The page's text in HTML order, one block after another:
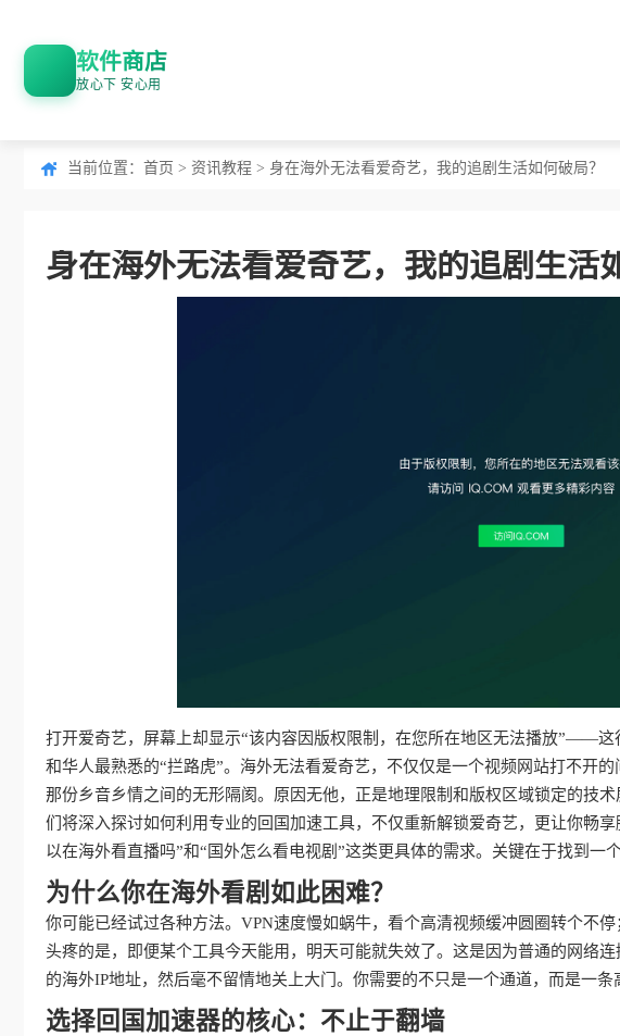
软件商店
放心下 安心用
当前位置： 首页 > 资讯教程 > 身在海外无法看爱奇艺，我的追剧生活如何破局？
身在海外无法看爱奇艺，我的追剧生活
打开爱奇艺，屏幕上却显示“该内容因版权限制，在您所在地区无法播放”——
和华人最熟悉的“拦路虎”。海外无法看爱奇艺，不仅仅是一个视频网站打不开
那份乡音乡情之间的无形隔阂。原因无他，正是地理限制和版权区域锁定的技
们将深入探讨如何利用专业的回国加速工具，不仅重新解锁爱奇艺，更让你畅
以在海外看直播吗”和“国外怎么看电视剧”这类更具体的需求。关键在于找到一
为什么你在海外看剧如此困难？
你可能已经试过各种方法。VPN速度慢如蜗牛，看个高清视频缓冲圆圈转个不
头疼的是，即便某个工具今天能用，明天可能就失效了。这是因为普通的网络
的海外IP地址，然后毫不留情地关上大门。你需要的不只是一个通道，而是一条
选择回国加速器的核心：不止于翻墙